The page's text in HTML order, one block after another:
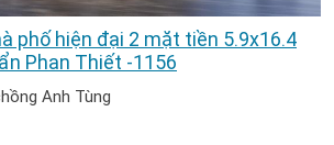
phố hiện đại 2 mặt tiền 5.9x16.4
Phan Thiết -1156
Anh Tùng